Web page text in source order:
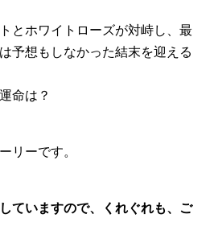
とホワイトローズが対峙し、最
予想もしなかった結末を迎える
命は？
リーです。
ていますので、くれぐれも、ご